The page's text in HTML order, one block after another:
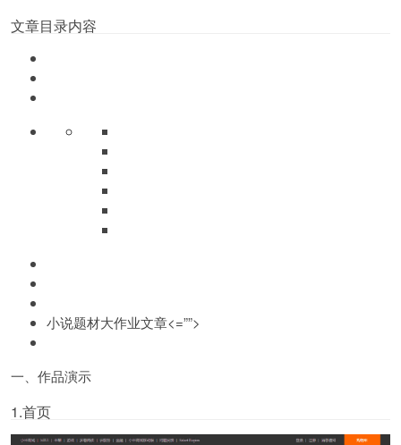
文章目录内容
小说题材大作业文章<=””>
一、作品演示
1.首页